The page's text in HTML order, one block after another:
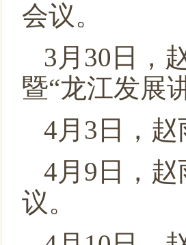
会议。
3月30日，
暨“龙江发展
4月3日，
4月9日，赵
议。